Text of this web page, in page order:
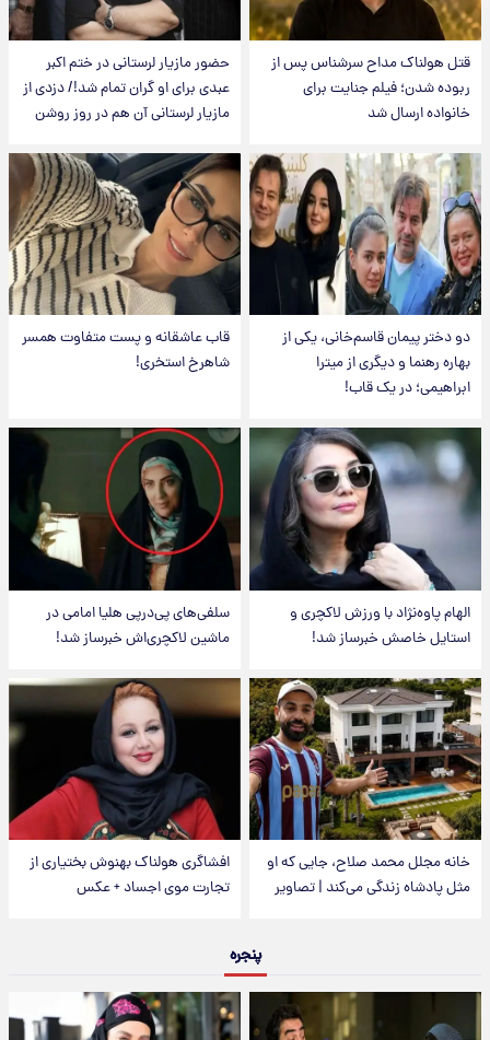
قتل هولناک مداح سرشناس پس از
ربوده شدن؛ فیلم جنایت برای
خانواده ارسال شد
حضور مازیار لرستانی در ختم اکبر
عبدی برای او گران تمام شد!/ دزدی از
مازیار لرستانی آن هم در روز روشن
دو دختر پیمان قاسم‌خانی، یکی از
بهاره رهنما و دیگری از میترا
ابراهیمی؛ در یک قاب!
قاب عاشقانه و پست متفاوت همسر
شاهرخ استخری!
الهام پاوه‌نژاد با ورزش لاکچری و
استایل خاصش خبرساز شد!
سلفی‌های پی‌درپی هلیا امامی در
ماشین لاکچری‌اش خبرساز شد!
خانه مجلل محمد صلاح، جایی که او
مثل پادشاه زندگی می‌کند | تصاویر
افشاگری هولناک بهنوش بختیاری از
تجارت موی اجساد + عکس
پنجره